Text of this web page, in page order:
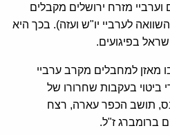
מזרח ירושלים מקבלים
לערביי יו"ש ועזה). בכך היא
בפיגועים.
מאזן למחבלים מקרב ערביי
ביטוי בעקבות שחרורו של
תושב הכפר עארה, רצח